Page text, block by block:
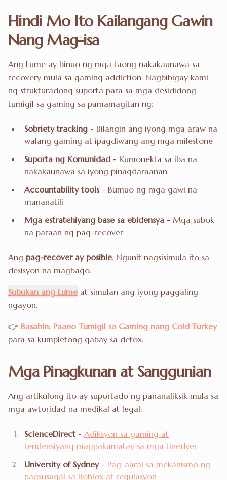
Hindi Mo Ito Kailangang Gawin
Nang Mag-isa
Ang Lume ay binuo ng mga taong nakakaunawa sa
recovery mula sa gaming addiction. Nagbibigay kami
ng strukturadong suporta para sa mga desididong
tumigil sa gaming sa pamamagitan ng:
Sobriety tracking - Bilangin ang iyong mga araw na
walang gaming at ipagdiwang ang mga milestone
Suporta ng Komunidad - Kumonekta sa iba na
nakakaunawa sa iyong pinagdaraanan
Accountability tools- Bumuo ng mga gawi na
mananatili
Mga estratehiyang base sa ebidensya - Mga subok
na paraan ng pag-recover
Ang pag-recover ay posible. Ngunit nagsisimula ito sa
desisyon na magbago.
Subukan ang Lume at simulan ang iyong paggaling
ngayon.
👉 Basahin: Paano Tumigil sa Gaming nang Cold Turkey
para sa kumpletong gabay sa detox.
Mga Pinagkunan at Sanggunian
Ang artikulong ito ay suportado ng pananaliksik mula sa
mga awtoridad na medikal at legal:
ScienceDirect - Adiksyon sa gaming at
tendensiyang magpakamatay sa mga tinedyer
University of Sydney- Pag-aaral sa mekanismo ng
pagsusugal sa Roblox at regulasyon